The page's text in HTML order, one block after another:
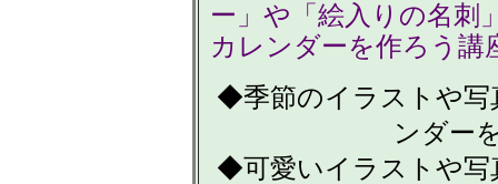
ー」や「絵入りの名
カレンダーを作ろう
◆季節のイラストや写
ンダー
◆可愛いイラストや写